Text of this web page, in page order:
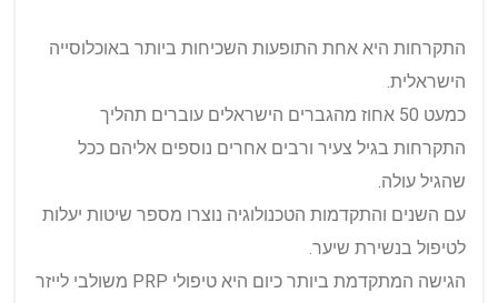
התקרחות היא אחת התופעות השכיחות ביותר באוכלוסייה
הישראלית.
כמעט 50 אחוז מהגברים הישראלים עוברים תהליך
התקרחות בגיל צעיר ורבים אחרים נוספים אליהם ככל
שהגיל עולה.
עם השנים והתקדמות הטכנולוגיה נוצרו מספר שיטות יעלות
לטיפול בנשירת שיער.
הגישה המתקדמת ביותר כיום היא טיפולי PRP משולבי לייזר